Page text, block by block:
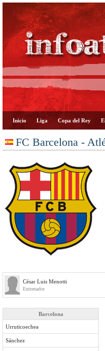
Inicio Liga Copa del Rey
FC Barcelona -
César Luis Menotti
Entrenador
Barcelona
Urruticoechea
Sánchez